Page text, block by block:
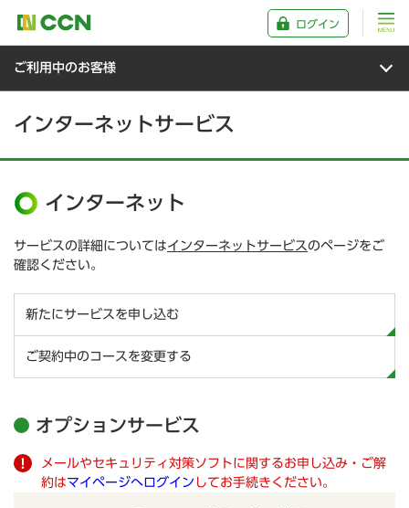
ログイン
ご利用中のお客様
インターネットサービス
インターネット
サービスの詳細についてはインターネットサービスのページをご
確認ください。
新たにサービスを申し込む
ご契約中のコースを変更する
オプションサービス
メールやセキュリティ対策ソフトに関するお申し込み・ご解
約はマイページへログイン してお手続きください。